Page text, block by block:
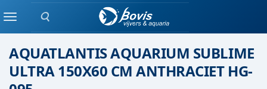
Zoeken
MenuAquatlantis
AQUATLANTIS AQUARIUM SUBLIME
ULTRA 150X60 CM ANTHRACIET HG-